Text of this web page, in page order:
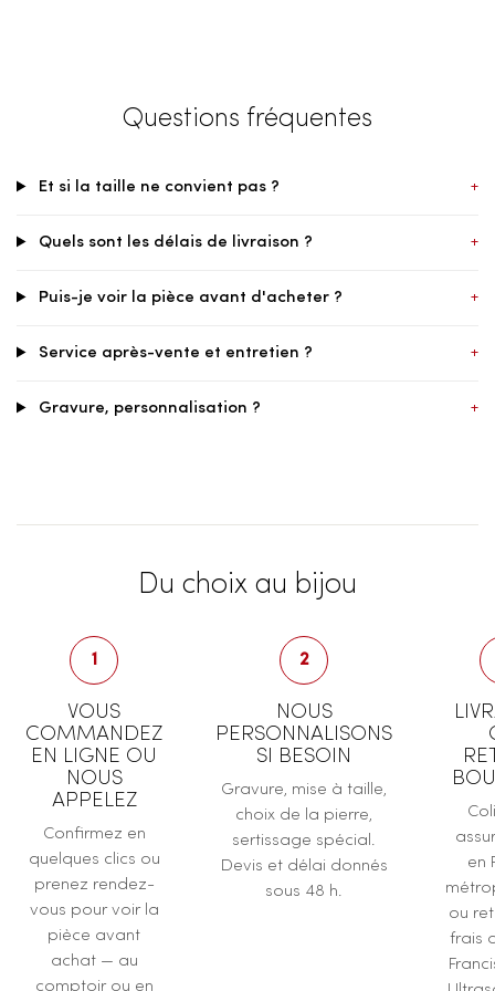
Questions fréquentes
Et si la taille ne convient pas ? +
Quels sont les délais de livraison ? +
Puis-je voir la pièce avant d'acheter ? +
Service après-vente et entretien ? +
Gravure, personnalisation ? +
Du choix au bijou
1
VOUS
COMMANDEZ
EN LIGNE OU
NOUS
APPELEZ
Confirmez en
quelques clics ou
prenez rendez-
vous pour voir la
pièce avant
achat — au
comptoir ou en
2
NOUS
PERSONNALISONS
SI BESOIN
Gravure, mise à taille,
choix de la pierre,
sertissage spécial.
Devis et délai donnés
sous 48 h.
en
ou
frais